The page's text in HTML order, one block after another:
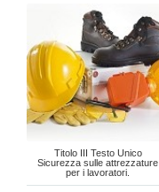
Titolo III Testo Unico
Sicurezza sulle attrezzature
per i lavoratori.